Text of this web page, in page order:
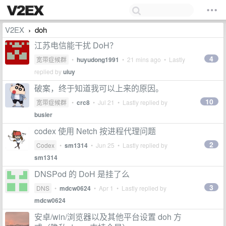
V2EX › doh
江苏电信能干扰 DoH？
宽带症候群 • huyudong1991 • 21 mins ago • Lastly
replied byuiuy
4
破案，终于知道我可以上来的原因。
宽带症候群 • crc8 • Jul 21 • Lastly replied by
busier
10
codex 使用 Netch 按进程代理问题
Codex • sm1314 • Jun 25 • Lastly replied by
sm1314
2
DNSPod 的 DoH 是挂了么
DNS • mdcw0624 • Apr 1 • Lastly replied by
mdcw0624
3
安卓/win/浏览器以及其他平台设置 doh 方